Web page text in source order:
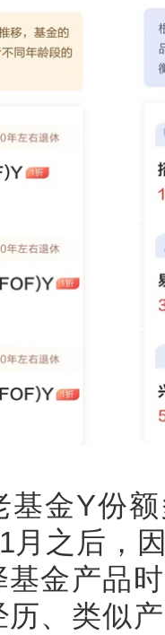
基金Y份
月之后，
金产品
、类似